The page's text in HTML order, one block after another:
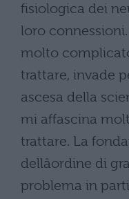
fisiologica dei
loro
molto
trattare, invade
ascesa della
mi affascina
trattare. La
dellâordine di
problema in